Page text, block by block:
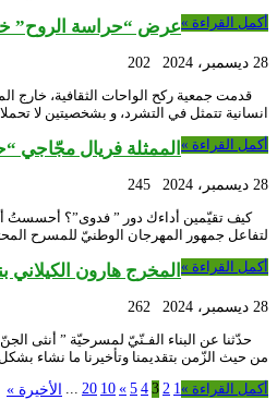
أكمل القراءة »عرض “حراسة الروح”
28 ديسمبر، 2024
202
انسانية تتمثل في التشرد، و بشخصيتين لا
أكمل القراءة » الممثلة فريال مجّاجي “حضّرتُ عرض
28 ديسمبر، 2024
245
لتفاعل جمهور المهرجان الوطنيّ للمسرح
أكمل القراءة » المخرج هارون
28 ديسمبر، 2024
262
حدّثنا عن البناء الفـنّيّ لمسرحيّة ” أنثى
من حيث الزّمن بتقديمنا وتأخيرنا ما نشاء
أكمل القراءة »1
2
3
4
5
»
10
20
... الأخيرة »